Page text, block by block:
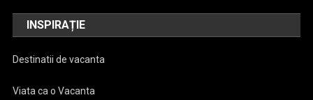
INSPIRAȚIE
Destinatii de vacanta
Viata ca o Vacanta